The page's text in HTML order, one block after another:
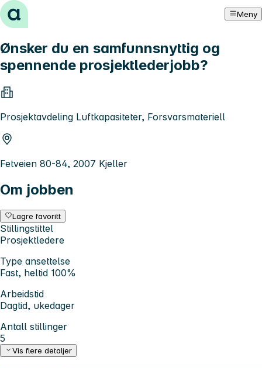
Hopp til innhold Meny
Ønsker du en samfunnsnyttig og
spennende prosjektlederjobb?
Prosjektavdeling Luftkapasiteter, Forsvarsmateriell
Fetveien 80-84, 2007 Kjeller
Om jobben
Lagre favoritt
Stillingstittel
Prosjektledere
Type ansettelse
Fast, heltid 100%
Arbeidstid
Dagtid, ukedager
Antall stillinger
5
Vis flere detaljer